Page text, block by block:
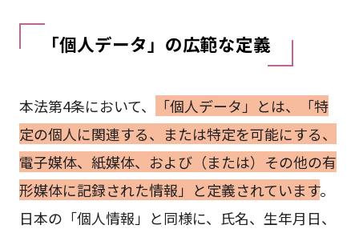
「個人データ」の広範な定義
本法第4条において、
「個人データ」とは、「特
定の個人に関連する、または特定を可能にする、
電子媒体、紙媒体、および（または）その他の有
形媒体に記録された情報」と定義されています。
日本の「個人情報」と同様に、氏名、生年月日、